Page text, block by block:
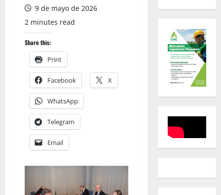
9 de mayo de 2026
2 minutes read
Share this:
Print
Facebook X
WhatsApp
Telegram
Email